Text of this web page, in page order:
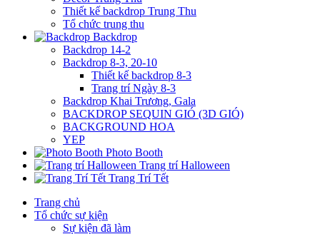
Thiết kế backdrop Trung Thu
Tổ chức trung thu
Backdrop
Backdrop 14-2
Backdrop 8-3, 20-10
Thiết kế backdrop 8-3
Trang trí Ngày 8-3
Backdrop Khai Trương, Gala
BACKDROP SEQUIN GIÓ (3D GIÓ)
BACKGROUND HOA
YEP
Photo Booth
Trang trí Halloween
Trang Trí Tết
Trang chủ
Tổ chức sự kiện
Sự kiện đã làm